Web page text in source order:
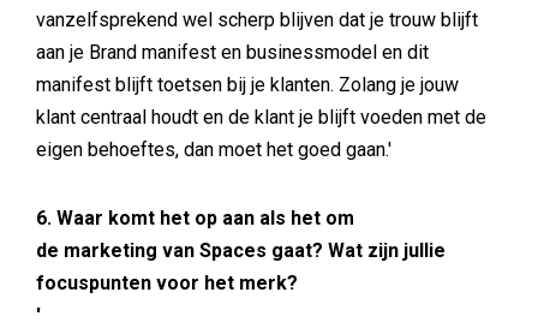
vanzelfsprekend wel scherp blijven dat je trouw blijft
aan je Brand manifest en businessmodel en dit
manifest blijft toetsen bij je klanten. Zolang je jouw
klant centraal houdt en de klant je blijft voeden met de
eigen behoeftes, dan moet het goed gaan.'
6. Waar komt het op aan als het om
de marketing van Spaces gaat? Wat zijn jullie
focuspunten voor het merk?
'